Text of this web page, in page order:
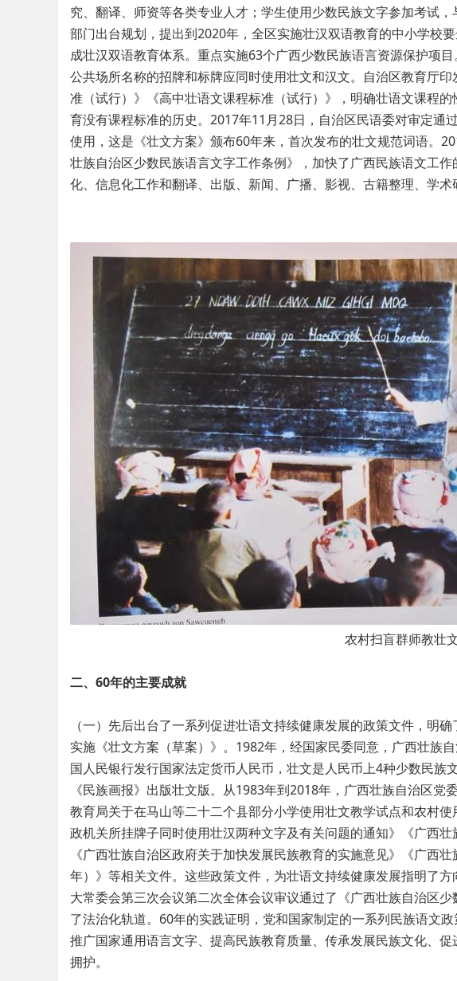
究、翻译、师资等各类专业人才；学生使用少数民族文字参加考试
部门出台规划，提出到2020年，全区实施壮汉双语教育的中小学校
成壮汉双语教育体系。重点实施63个广西少数民族语言资源保护项
公共场所名称的招牌和标牌应同时使用壮文和汉文。自治区教育厅
准（试行）》《高中壮语文课程标准（试行）》，明确壮语文课程
育没有课程标准的历史。2017年11月28日，自治区民语委对审定通
使用，这是《壮文方案》颁布60年来，首次发布的壮文规范词语。
壮族自治区少数民族语言文字工作条例》，加快了广西民族语文工
化、信息化工作和翻译、出版、新闻、广播、影视、古籍整理、学术
农村扫盲群师教壮文
二、60年的主要成就
（一）先后出台了一系列促进壮语文持续健康发展的政策文件，明
实施《壮文方案（草案）》。1982年，经国家民委同意，广西壮族
国人民银行发行国家法定货币人民币，壮文是人民币上4种少数民族
《民族画报》出版壮文版。从1983年到2018年，广西壮族自治区党
教育局关于在马山等二十二个县部分小学使用壮文教学试点和农村
政机关所挂牌子同时使用壮汉两种文字及有关问题的通知》《广西
《广西壮族自治区政府关于加快发展民族教育的实施意见》《广西
年）》等相关文件。这些政策文件，为壮语文持续健康发展指明了
大常委会第三次会议第二次全体会议审议通过了《广西壮族自治区
了法治化轨道。60年的实践证明，党和国家制定的一系列民族语文
推广国家通用语言文字、提高民族教育质量、传承发展民族文化、
拥护。